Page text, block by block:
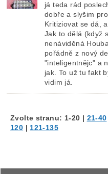
já teda rád
dobře a slyšim
Kritiziovat se dá,
Jak to dělá (když
nenáviděná
pořádně z nový
"inteligentnějc" a
jak. To už tu fakt
vidim já.
Zvolte stranu: 1-20 | 21-40
120 |121-135